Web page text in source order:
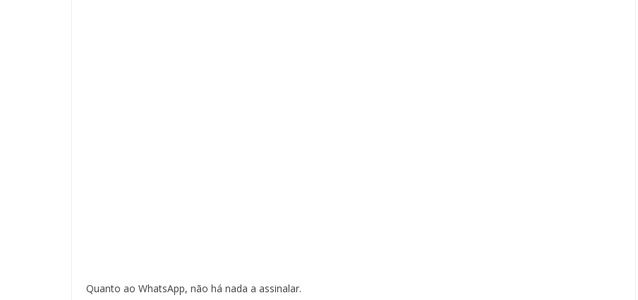
Quanto ao WhatsApp, não há nada a assinalar.